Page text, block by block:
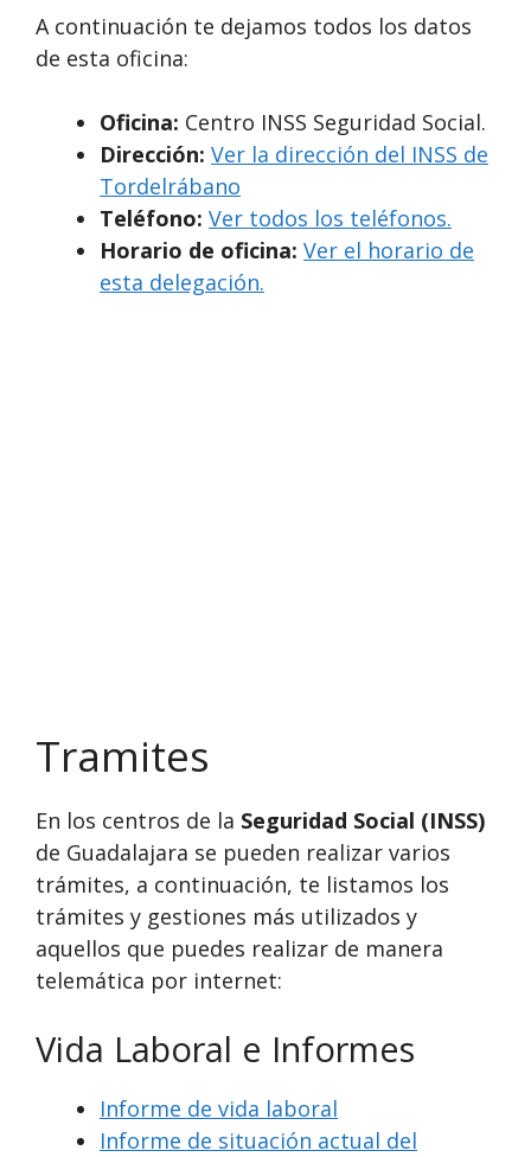
A continuación te dejamos todos los datos
de esta oficina:
Oficina: Centro INSS Seguridad Social.
Dirección: Ver la dirección del INSS de
Tordelrábano
Teléfono: Ver todos los teléfonos.
Horario de oficina: Ver el horario de
esta delegación.
Tramites
En los centros de la Seguridad Social (INSS)
de Guadalajara se pueden realizar varios
trámites, a continuación, te listamos los
trámites y gestiones más utilizados y
aquellos que puedes realizar de manera
telemática por internet:
Vida Laboral e Informes
Informe de vida laboral
Informe de situación actual del